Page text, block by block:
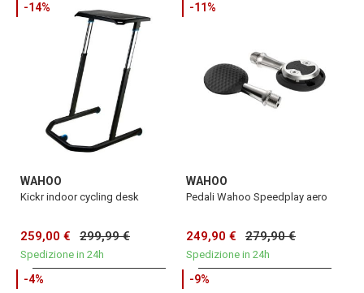
-14%
WAHOO
Kickr indoor cycling desk
259,00 € 299,99 €
Spedizione in 24h
-11%
WAHOO
Pedali Wahoo Speedplay aero
249,90 € 279,90 €
Spedizione in 24h
-4% -9%